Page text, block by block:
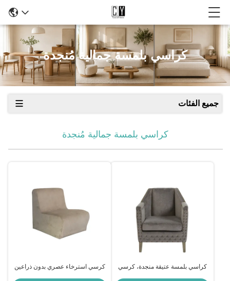
كراسي بلمسة جمالية مُنجدة
جميع الفئات
كراسي بلمسة جمالية مُنجدة
كراسي بلمسة عتيقة منجدة، كرسي
كرسي استرخاء عصري بدون ذراعين